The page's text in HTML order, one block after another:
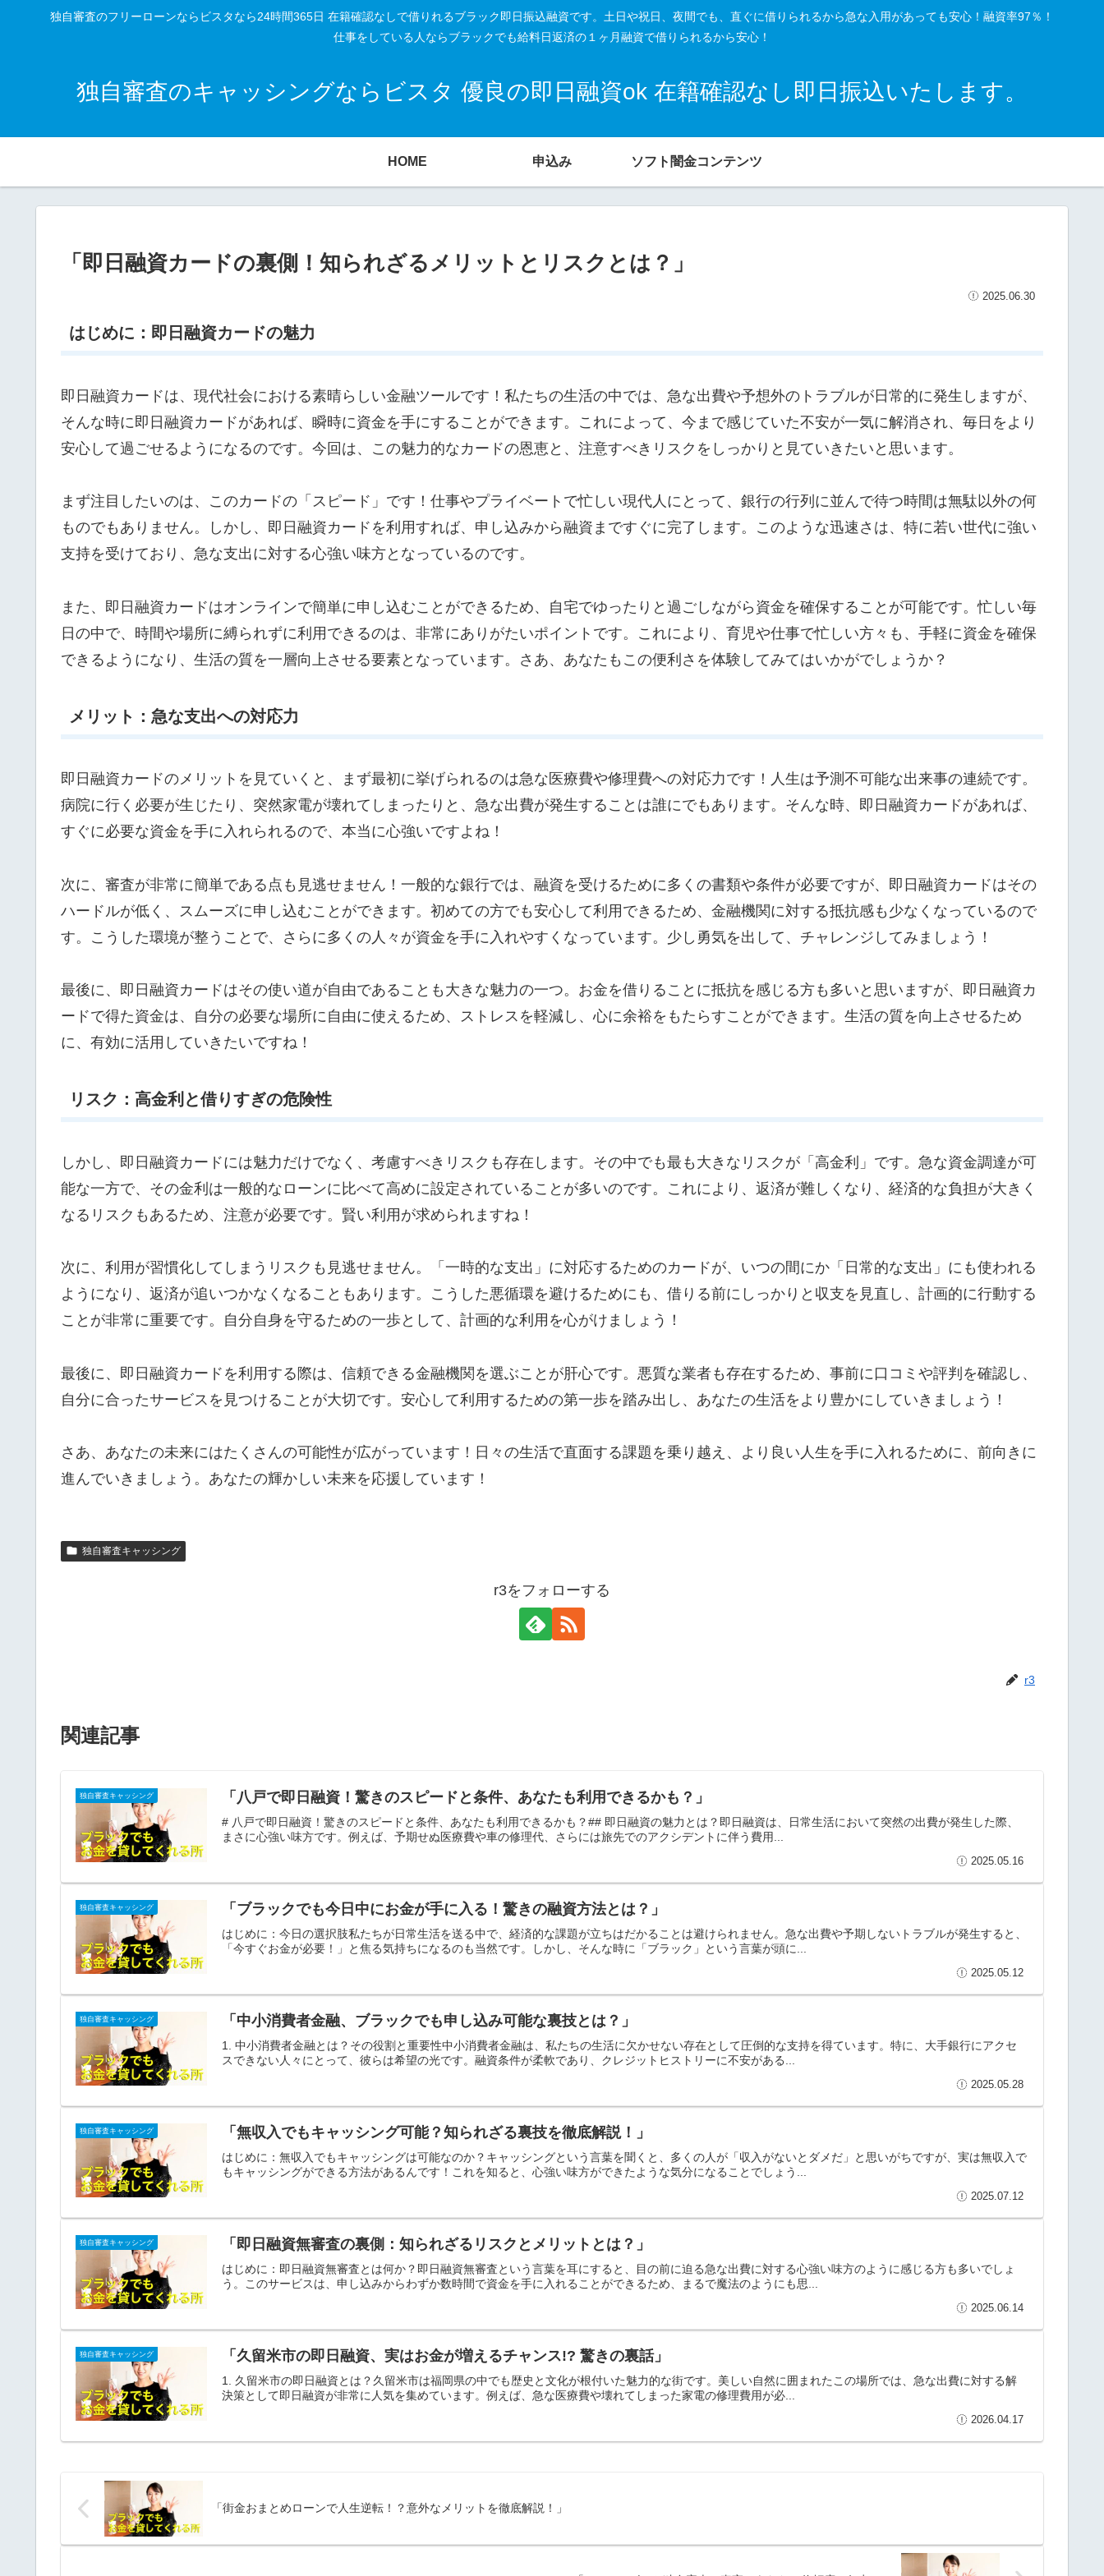
独自審査のフリーローンならビスタなら24時間365日 在籍確認なしで借りれるブラック即日振込融資です。土日や祝日、夜間でも、直ぐに借りられるから急な入用があっても安心！融資率97％！
仕事をしている人ならブラックでも給料日返済の１ヶ月融資で借りられるから安心！
独自審査のキャッシングならビスタ 優良の即日融資ok 在籍確認なし即日振込いたします。
HOME 申込み ソフト闇金コンテンツ
「即日融資カードの裏側！知られざるメリットとリスクとは？」
2025.06.30
はじめに：即日融資カードの魅力
即日融資カードは、現代社会における素晴らしい金融ツールです！私たちの生活の中では、急な出費や予想外のトラブルが日常的に発生しますが、
そんな時に即日融資カードがあれば、瞬時に資金を手にすることができます。これによって、今まで感じていた不安が一気に解消され、毎日をより
安心して過ごせるようになるのです。今回は、この魅力的なカードの恩恵と、注意すべきリスクをしっかりと見ていきたいと思います。
まず注目したいのは、このカードの「スピード」です！仕事やプライベートで忙しい現代人にとって、銀行の行列に並んで待つ時間は無駄以外の何
ものでもありません。しかし、即日融資カードを利用すれば、申し込みから融資まですぐに完了します。このような迅速さは、特に若い世代に強い
支持を受けており、急な支出に対する心強い味方となっているのです。
また、即日融資カードはオンラインで簡単に申し込むことができるため、自宅でゆったりと過ごしながら資金を確保することが可能です。忙しい毎
日の中で、時間や場所に縛られずに利用できるのは、非常にありがたいポイントです。これにより、育児や仕事で忙しい方々も、手軽に資金を確保
できるようになり、生活の質を一層向上させる要素となっています。さあ、あなたもこの便利さを体験してみてはいかがでしょうか？
メリット：急な支出への対応力
即日融資カードのメリットを見ていくと、まず最初に挙げられるのは急な医療費や修理費への対応力です！人生は予測不可能な出来事の連続です。
病院に行く必要が生じたり、突然家電が壊れてしまったりと、急な出費が発生することは誰にでもあります。そんな時、即日融資カードがあれば、
すぐに必要な資金を手に入れられるので、本当に心強いですよね！
次に、審査が非常に簡単である点も見逃せません！一般的な銀行では、融資を受けるために多くの書類や条件が必要ですが、即日融資カードはその
ハードルが低く、スムーズに申し込むことができます。初めての方でも安心して利用できるため、金融機関に対する抵抗感も少なくなっているので
す。こうした環境が整うことで、さらに多くの人々が資金を手に入れやすくなっています。少し勇気を出して、チャレンジしてみましょう！
最後に、即日融資カードはその使い道が自由であることも大きな魅力の一つ。お金を借りることに抵抗を感じる方も多いと思いますが、即日融資カ
ードで得た資金は、自分の必要な場所に自由に使えるため、ストレスを軽減し、心に余裕をもたらすことができます。生活の質を向上させるため
に、有効に活用していきたいですね！
リスク：高金利と借りすぎの危険性
しかし、即日融資カードには魅力だけでなく、考慮すべきリスクも存在します。その中でも最も大きなリスクが「高金利」です。急な資金調達が可
能な一方で、その金利は一般的なローンに比べて高めに設定されていることが多いのです。これにより、返済が難しくなり、経済的な負担が大きく
なるリスクもあるため、注意が必要です。賢い利用が求められますね！
次に、利用が習慣化してしまうリスクも見逃せません。「一時的な支出」に対応するためのカードが、いつの間にか「日常的な支出」にも使われる
ようになり、返済が追いつかなくなることもあります。こうした悪循環を避けるためにも、借りる前にしっかりと収支を見直し、計画的に行動する
ことが非常に重要です。自分自身を守るための一歩として、計画的な利用を心がけましょう！
最後に、即日融資カードを利用する際は、信頼できる金融機関を選ぶことが肝心です。悪質な業者も存在するため、事前に口コミや評判を確認し、
自分に合ったサービスを見つけることが大切です。安心して利用するための第一歩を踏み出し、あなたの生活をより豊かにしていきましょう！
さあ、あなたの未来にはたくさんの可能性が広がっています！日々の生活で直面する課題を乗り越え、より良い人生を手に入れるために、前向きに
進んでいきましょう。あなたの輝かしい未来を応援しています！
独自審査キャッシング
r3をフォローする
r3
関連記事
独自審査キャッシング 「八戸で即日融資！驚きのスピードと条件、あなたも利用できるかも？」
# 八戸で即日融資！驚きのスピードと条件、あなたも利用できるかも？## 即日融資の魅力とは？即日融資は、日常生活において突然の出費が発生した際、
まさに心強い味方です。例えば、予期せぬ医療費や車の修理代、さらには旅先でのアクシデントに伴う費用...
2025.05.16
独自審査キャッシング 「ブラックでも今日中にお金が手に入る！驚きの融資方法とは？」
はじめに：今日の選択肢私たちが日常生活を送る中で、経済的な課題が立ちはだかることは避けられません。急な出費や予期しないトラブルが発生すると、
「今すぐお金が必要！」と焦る気持ちになるのも当然です。しかし、そんな時に「ブラック」という言葉が頭に...
2025.05.12
独自審査キャッシング 「中小消費者金融、ブラックでも申し込み可能な裏技とは？」
1. 中小消費者金融とは？その役割と重要性中小消費者金融は、私たちの生活に欠かせない存在として圧倒的な支持を得ています。特に、大手銀行にアクセ
スできない人々にとって、彼らは希望の光です。融資条件が柔軟であり、クレジットヒストリーに不安がある...
2025.05.28
独自審査キャッシング 「無収入でもキャッシング可能？知られざる裏技を徹底解説！」
はじめに：無収入でもキャッシングは可能なのか？キャッシングという言葉を聞くと、多くの人が「収入がないとダメだ」と思いがちですが、実は無収入で
もキャッシングができる方法があるんです！これを知ると、心強い味方ができたような気分になることでしょう...
2025.07.12
独自審査キャッシング 「即日融資無審査の裏側：知られざるリスクとメリットとは？」
はじめに：即日融資無審査とは何か？即日融資無審査という言葉を耳にすると、目の前に迫る急な出費に対する心強い味方のように感じる方も多いでしょ
う。このサービスは、申し込みからわずか数時間で資金を手に入れることができるため、まるで魔法のようにも思...
2025.06.14
独自審査キャッシング 「久留米市の即日融資、実はお金が増えるチャンス!? 驚きの裏話」
1. 久留米市の即日融資とは？久留米市は福岡県の中でも歴史と文化が根付いた魅力的な街です。美しい自然に囲まれたこの場所では、急な出費に対する解
決策として即日融資が非常に人気を集めています。例えば、急な医療費や壊れてしまった家電の修理費用が必...
2026.04.17
「街金おまとめローンで人生逆転！？意外なメリットを徹底解説！」